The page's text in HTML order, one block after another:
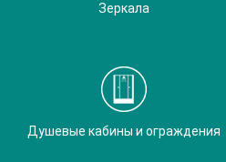
Зеркала
Душевые кабины и ограждения